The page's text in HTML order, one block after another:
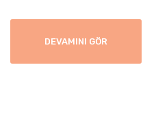
DEVAMINI GÖR